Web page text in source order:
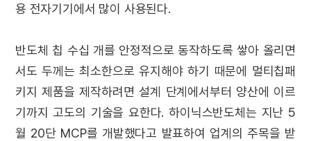
용 전자기기에서 많이 사용된다.
반도체 칩 수십 개를 안정적으로 동작하도록 쌓아 올리면
서도 두께는 최소한으로 유지해야 하기 때문에 멀티칩패
키지 제품을 제작하려면 설계 단계에서부터 양산에 이르
기까지 고도의 기술을 요한다. 하이닉스반도체는 지난 5
월 20단 MCP를 개발했다고 발표하여 업계의 주목을 받